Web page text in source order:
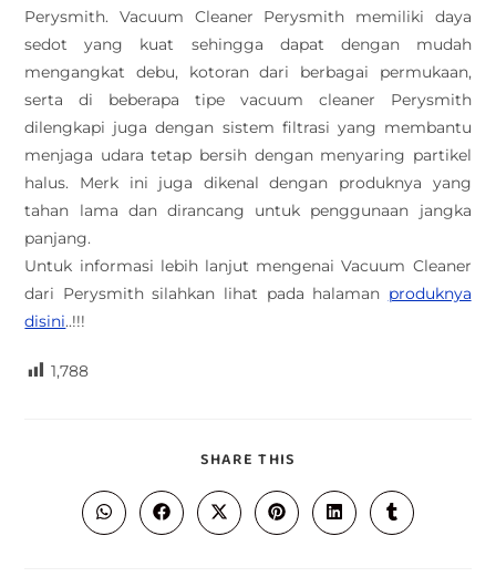
Perysmith. Vacuum Cleaner Perysmith memiliki daya
sedot yang kuat sehingga dapat dengan mudah
mengangkat debu, kotoran dari berbagai permukaan,
serta di beberapa tipe vacuum cleaner Perysmith
dilengkapi juga dengan sistem filtrasi yang membantu
menjaga udara tetap bersih dengan menyaring partikel
halus. Merk ini juga dikenal dengan produknya yang
tahan lama dan dirancang untuk penggunaan jangka
panjang.
Untuk informasi lebih lanjut mengenai Vacuum Cleaner
dari Perysmith silahkan lihat pada halaman produknya
disini..!!!
1,788
SHARE THIS